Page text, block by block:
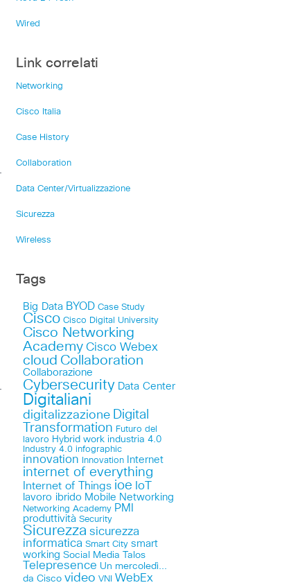
Wired
Link correlati
Networking
Cisco Italia
Case History
Collaboration
Data Center/Virtualizzazione
Sicurezza
Wireless
Tags
Big Data BYOD Case Study
Cisco Cisco Digital University
Cisco Networking
Academy Cisco Webex
cloud Collaboration
Collaborazione
Cybersecurity Data Center
Digitaliani
digitalizzazione Digital
Transformation Futuro del
lavoro Hybrid work industria 4.0
Industry 4.0 infographic
innovation Innovation Internet
internet of everything
Internet of Things ioe IoT
lavoro ibrido Mobile Networking
Networking Academy PMI
produttività Security
Sicurezza sicurezza
informatica Smart City smart
working Social Media Talos
Telepresence Un mercoledì...
da Cisco video VNI WebEx